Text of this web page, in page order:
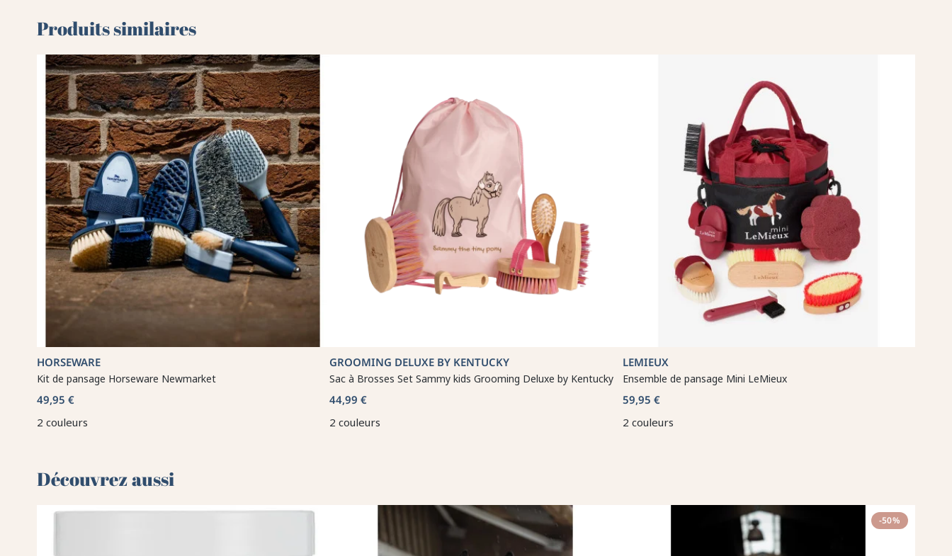
Produits similaires
HORSEWARE
Kit de pansage Horseware Newmarket
49,95 €
2 couleurs
GROOMING DELUXE BY KENTUCKY
Sac à Brosses Set Sammy kids Grooming Deluxe by Kentucky
44,99 €
2 couleurs
LEMIEUX
Ensemble de pansage Mini LeMieux
59,95 €
2 couleurs
Découvrez aussi 🌻
-50%